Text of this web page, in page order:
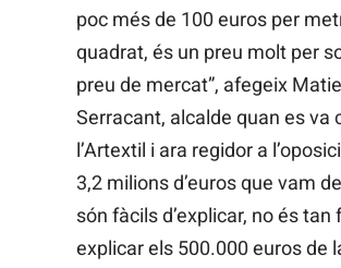
poc més de 100 euros per
quadrat, és un preu molt per
preu de mercat”, afegeix
Serracant, alcalde quan es va
l’Artextil i ara regidor a
3,2 milions d’euros que vam
són fàcils d’explicar, no és tan
explicar els 500.000 euros de